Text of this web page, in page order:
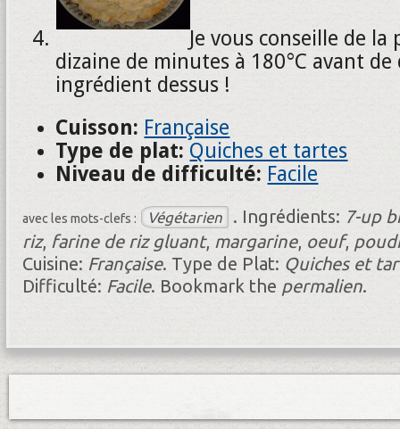
Je vous conseille de
dizaine de minutes à 180°C avant
ingrédient dessus !
Cuisson: Française
Type de plat: Quiches et tartes
Niveau de difficulté: Facile
avec les mots-clefs : Végétarien . Ingrédients: 7-up
riz, farine de riz gluant, margarine, oeuf,
Cuisine: Française. Type de Plat: Quiches et
Difficulté: Facile. Bookmark the permalien.